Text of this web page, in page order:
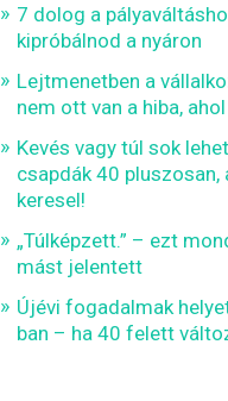
7 dolog a
kipróbálnod a nyáron
Lejtmenetben a
nem ott van a hiba,
Kevés vagy túl sok
csapdák 40 pluszosan,
keresel!
„Túlképzett.” – ezt
mást jelentett
Újévi fogadalmak
ban – ha 40 felett